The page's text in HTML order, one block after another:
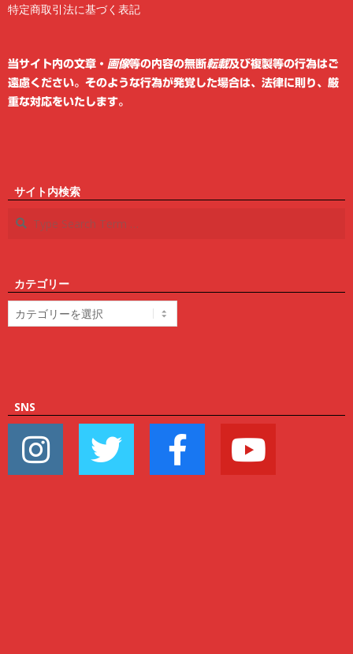
特定商取引法に基づく表記
当サイト内の文章・ 画像等の内容の無断転載及び複製等の行為はご
遠慮ください。そのような行為が発覚した場合は、法律に則り、厳
重な対応をいたします。
サイト内検索
Search
カテゴリー
テ
SNS